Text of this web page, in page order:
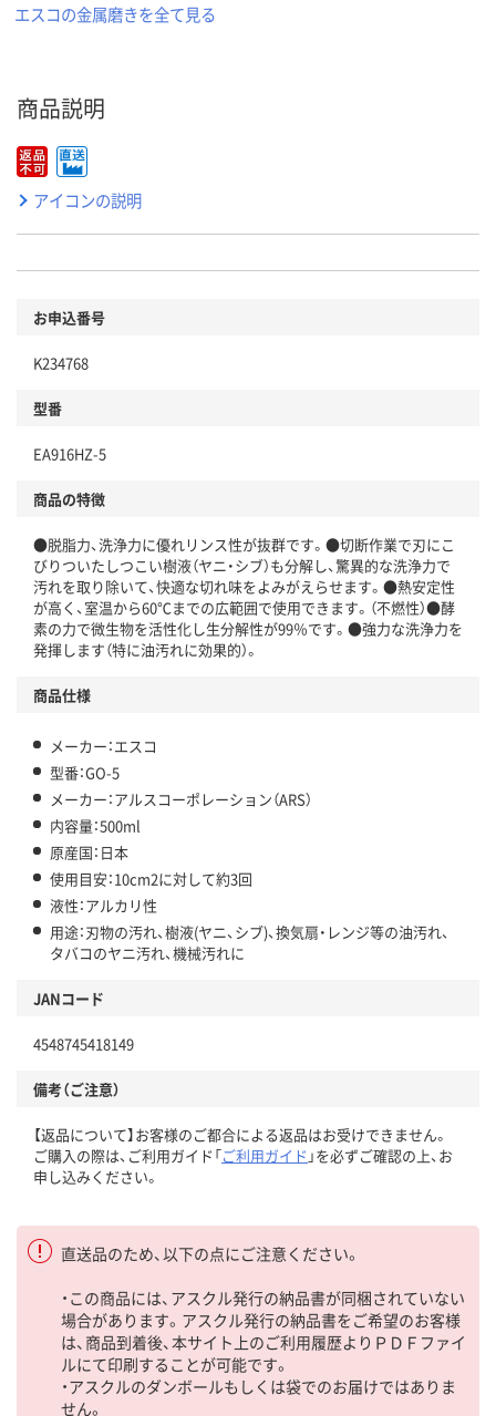
エスコの金属磨きを全て見る
商品説明
アイコンの説明
お申込番号
K234768
型番
EA916HZ-5
商品の特徴
●脱脂力、洗浄力に優れリンス性が抜群です。●切断作業で刃にこ
びりついたしつこい樹液（ヤニ・シブ）も分解し、驚異的な洗浄力で
汚れを取り除いて、快適な切れ味をよみがえらせます。●熱安定性
が高く、室温から60℃までの広範囲で使用できます。（不燃性）●酵
素の力で微生物を活性化し生分解性が99％です。●強力な洗浄力を
発揮します（特に油汚れに効果的）。
商品仕様
メーカー：エスコ
型番：GO-5
メーカー：アルスコーポレーション（ARS）
内容量：500ml
原産国：日本
使用目安：10cm2に対して約3回
液性：アルカリ性
用途：刃物の汚れ、樹液(ヤニ、シブ)、換気扇・レンジ等の油汚れ、
タバコのヤニ汚れ、機械汚れに
JANコード
4548745418149
備考（ご注意）
【返品について】お客様のご都合による返品はお受けできません。
ご購入の際は、ご利用ガイド「ご利用ガイド 」を必ずご確認の上、お
申し込みください。
直送品のため、以下の点にご注意ください。
・この商品には、アスクル発行の納品書が同梱されていない
場合があります。アスクル発行の納品書をご希望のお客様
は、商品到着後、本サイト上のご利用履歴よりＰＤＦファイ
ルにて印刷することが可能です。
・アスクルのダンボールもしくは袋でのお届けではありま
せん。